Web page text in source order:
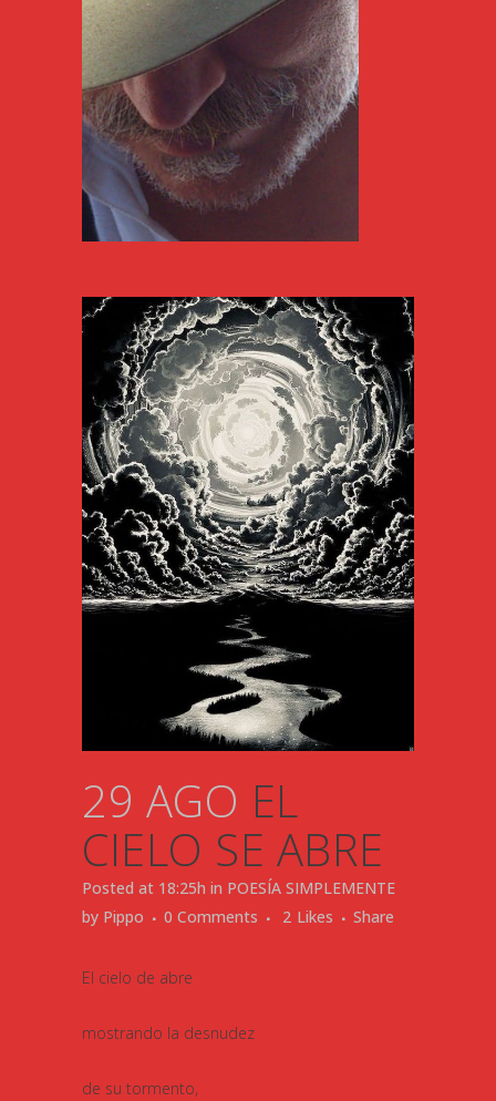
29 AGO EL
CIELO SE ABRE
Posted at 18:25h in POESÍA SIMPLEMENTE
by Pippo 0 Comments 2 Likes Share
El cielo de abre
mostrando la desnudez
de su tormento,